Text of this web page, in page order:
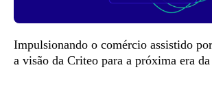
Impulsionando o comércio assistido
a visão da Criteo para a próxima era